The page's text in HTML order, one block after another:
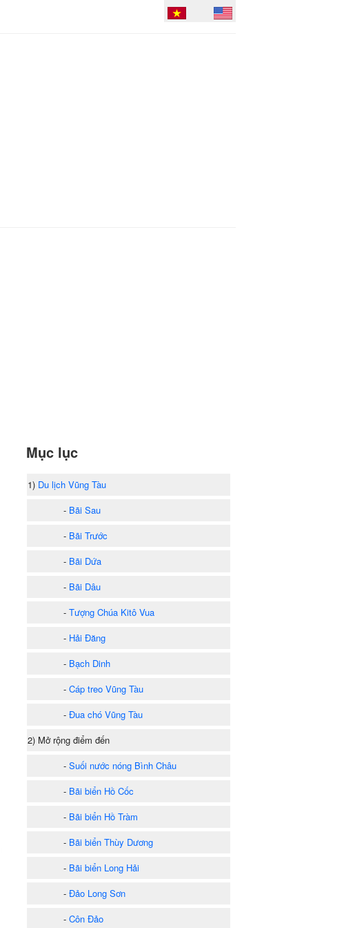
Mục lục
1) Du lịch Vũng Tàu
- Bãi Sau
- Bãi Trước
- Bãi Dứa
- Bãi Dâu
- Tượng Chúa Kitô Vua
- Hải Đăng
- Bạch Dinh
- Cáp treo Vũng Tàu
- Đua chó Vũng Tàu
2) Mở rộng điểm đến
- Suối nước nóng Bình Châu
- Bãi biển Hồ Cốc
- Bãi biển Hồ Tràm
- Bãi biển Thùy Dương
- Bãi biển Long Hải
- Đảo Long Sơn
- Côn Đảo